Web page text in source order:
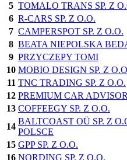
5 TOMALO TRANS SP. Z
6 R-CARS SP. Z O.O.
7 CAMPERSPOT SP. Z O.O.
8 BEATA NIEPOLSKA
9 PRZYCZEPY TOMI
10 MOBIO DESIGN SP. Z
11 TNC TRADING SP. Z O.O.
12 PREMIUM CAR ADVISOR
13 COFFEEGY SP. Z O.O.
14
BALTCOAST OÜ SP. Z
POLSCE
15 GPP SP. Z O.O.
16 NORDING SP. Z O.O.